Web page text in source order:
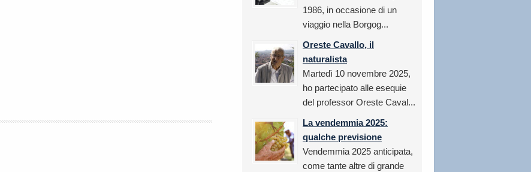
1986, in occasione di un
viaggio nella Borgog...
Oreste Cavallo, il
naturalista
Martedì 10 novembre 2025,
ho partecipato alle esequie
del professor Oreste Caval...
La vendemmia 2025:
qualche previsione
Vendemmia 2025 anticipata,
come tante altre di grande